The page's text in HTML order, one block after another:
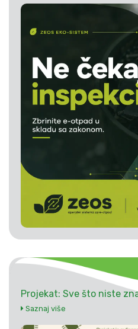
Projekat: Sve što niste
Saznaj više